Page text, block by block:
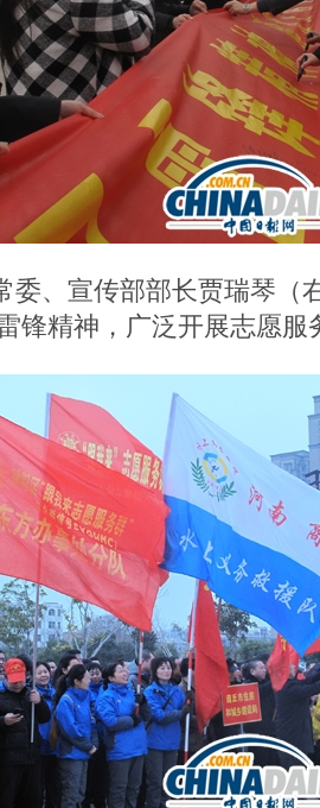
委、宣传部部长贾瑞琴（
锋精神，广泛开展志愿服